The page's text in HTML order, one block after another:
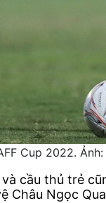
Cup 2022. Ảnh:
cầu thủ trẻ
Châu Ngọc